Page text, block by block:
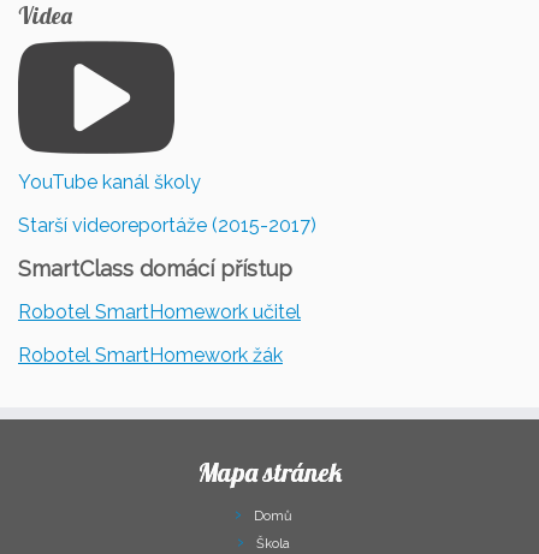
Videa
YouTube kanál školy
Starší videoreportáže (2015-2017)
SmartClass domácí přístup
Robotel SmartHomework učitel
Robotel SmartHomework žák
Mapa stránek
Domů
Škola